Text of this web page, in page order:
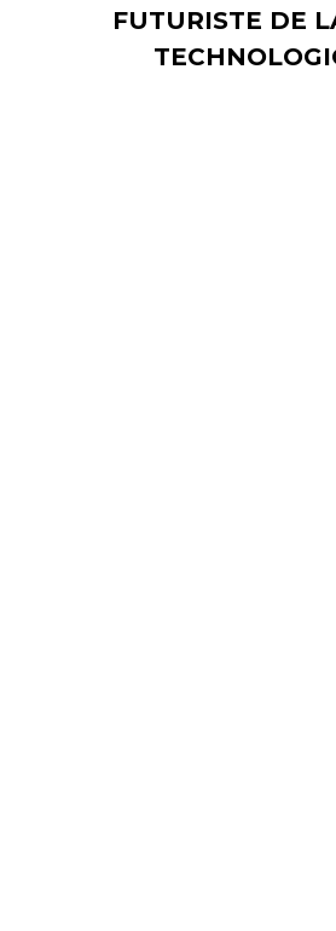
FUTURISTE DE